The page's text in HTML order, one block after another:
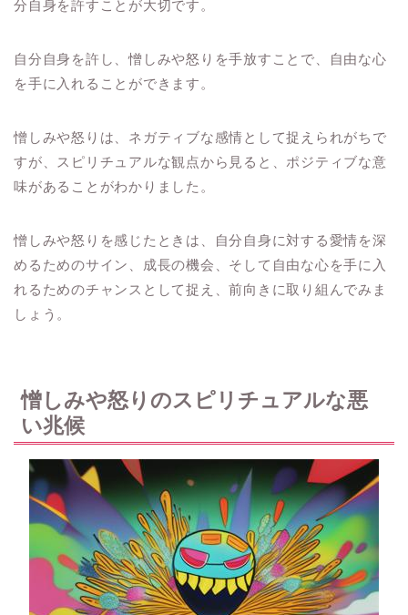
分自身を許すことが大切です。
自分自身を許し、憎しみや怒りを手放すことで、自由な心
を手に入れることができます。
憎しみや怒りは、ネガティブな感情として捉えられがちで
すが、スピリチュアルな観点から見ると、ポジティブな意
味があることがわかりました。
憎しみや怒りを感じたときは、自分自身に対する愛情を深
めるためのサイン、成長の機会、そして自由な心を手に入
れるためのチャンスとして捉え、前向きに取り組んでみま
しょう。
憎しみや怒りのスピリチュアルな悪
い兆候